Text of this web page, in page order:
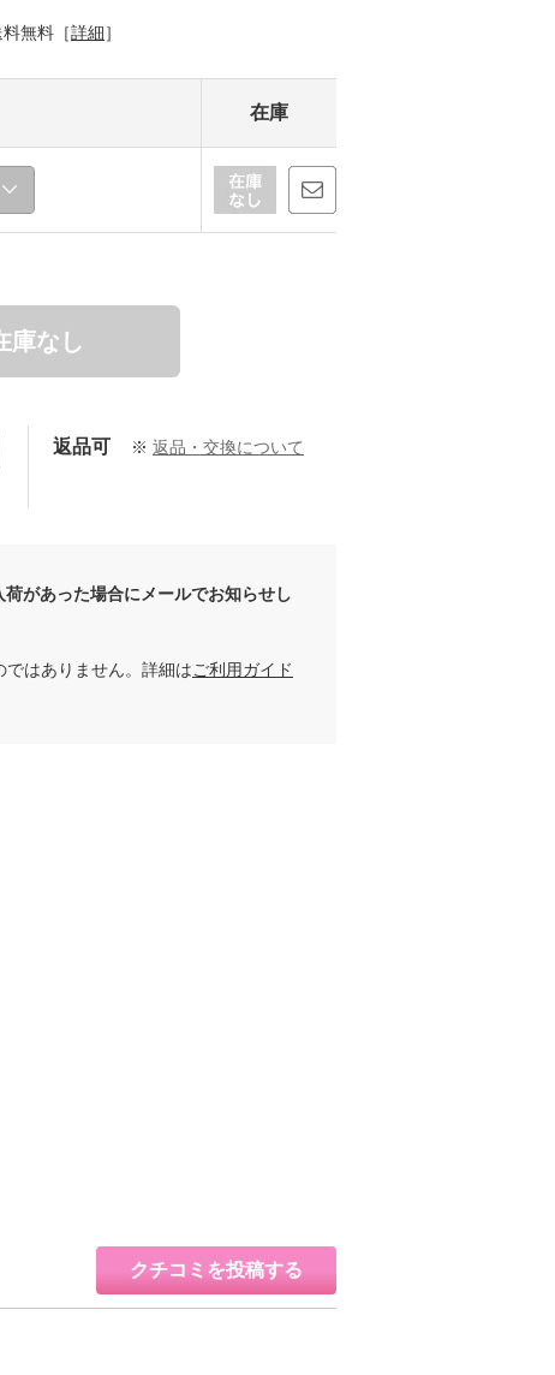
無料［詳細 ］
在庫
庫なし
返品可 ※ 返品・交換について
があった場合にメールでお知らせし
はありません。詳細はご利用ガイド
クチコミを投稿する